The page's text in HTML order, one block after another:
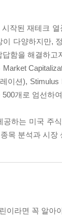
시작된 재테크
이 다양하지만,
답함을 해결하고
Market
이션),
500개로 엄선하
공하는 미국 주
목 분석과 시장
이라면 꼭 알아